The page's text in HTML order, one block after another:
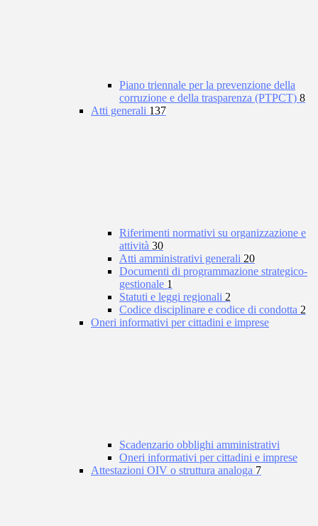
Piano triennale per la prevenzione della
corruzione e della trasparenza (PTPCT) 8
Atti generali 137
Riferimenti normativi su organizzazione e
attività 30
Atti amministrativi generali 20
Documenti di programmazione strategico-
gestionale 1
Statuti e leggi regionali 2
Codice disciplinare e codice di condotta 2
Oneri informativi per cittadini e imprese
Scadenzario obblighi amministrativi
Oneri informativi per cittadini e imprese
Attestazioni OIV o struttura analoga 7